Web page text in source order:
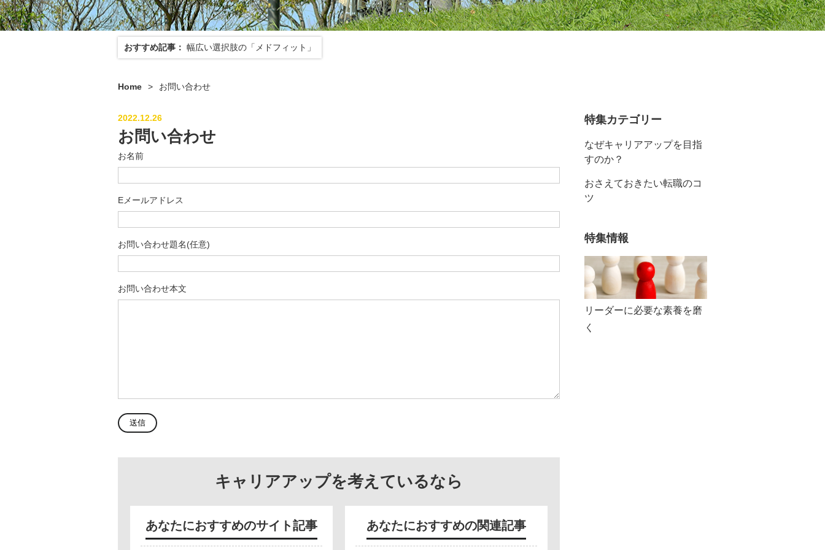
おすすめ記事： 幅広い選択肢の「メドフィット」
Home > お問い合わせ
2022.12.26
お問い合わせ
お名前
Eメールアドレス
お問い合わせ題名(任意)
お問い合わせ本文
キャリアアップを考えているなら
あなたにおすすめのサイト記事 あなたにおすすめの関連記事
特集カテゴリー
なぜキャリアアップを目指
すのか？
おさえておきたい転職のコ
ツ
特集情報
リーダーに必要な素養を磨
く